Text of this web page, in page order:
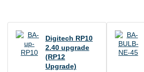
Digitech RP10
2.40 upgrade
(RP12
Upgrade)